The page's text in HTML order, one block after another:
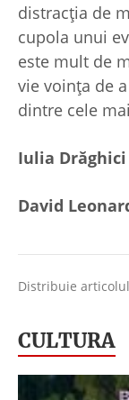
distracția de
cupola unui
este mult de
vie voința de
dintre cele
Iulia Drăghici
David
Distribuie
CULTURA